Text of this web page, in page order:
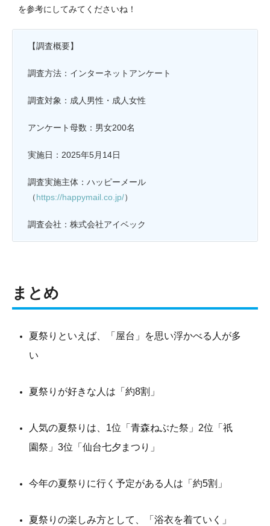
を参考にしてみてくださいね！
【調査概要】
調査方法：インターネットアンケート
調査対象：成人男性・成人女性
アンケート母数：男女200名
実施日：2025年5月14日
調査実施主体：ハッピーメール
（https://happymail.co.jp/）
調査会社：株式会社アイベック
まとめ
夏祭りといえば、「屋台」を思い浮かべる人が多
い
夏祭りが好きな人は「約8割」
人気の夏祭りは、1位「青森ねぶた祭」2位「祇
園祭」3位「仙台七夕まつり」
今年の夏祭りに行く予定がある人は「約5割」
夏祭りの楽しみ方として、「浴衣を着ていく」